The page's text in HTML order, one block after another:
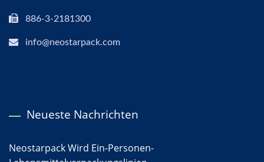
886-3-2181300
info@neostarpack.com
Neueste Nachrichten
Neostarpack Wird Ein-Personen-